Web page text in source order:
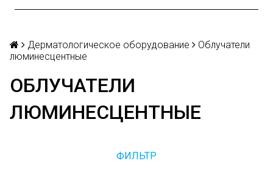
Дерматологическое оборудование
Облучатели
люминесцентные
ОБЛУЧАТЕЛИ
ЛЮМИНЕСЦЕНТНЫЕ
ФИЛЬТР